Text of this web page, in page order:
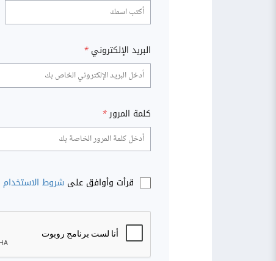
البريد الإلكتروني *
كلمة المرور*
قرأت وأوافق على شروط الاستخدام